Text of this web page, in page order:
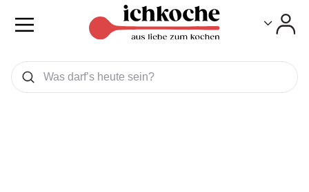
Was wollen Sie suchen
Suchen